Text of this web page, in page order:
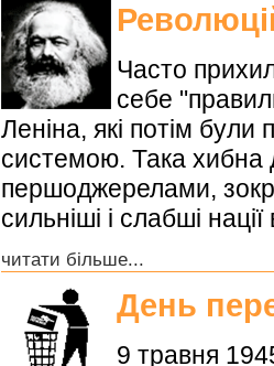
Часто
себе
Леніна, які потім були
системою. Така хибна
першоджерелами,
сильніші і слабші
читати більше...
День
9 травня